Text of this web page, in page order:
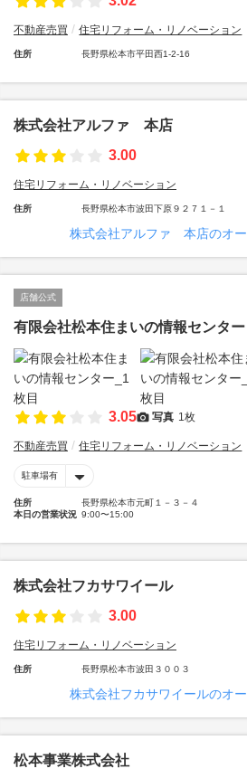
不動産売買 住宅リフォーム・リノベーション
住所 長野県松本市平田西1-2-16
株式会社アルファ 本店
3.00
住宅リフォーム・リノベーション
住所 長野県松本市波田下原９２７１－１
株式会社アルファ 本店のオー
店舗公式
有限会社松本住まいの情報センター
3.05 写真 1枚
不動産売買 住宅リフォーム・リノベーション
駐車場有
住所
長野県松本市元町１－３－４
本日の営業状況 9:00〜15:00
株式会社フカサワイール
3.00
住宅リフォーム・リノベーション
住所 長野県松本市波田３００３
株式会社フカサワイールのオ
松本事業株式会社